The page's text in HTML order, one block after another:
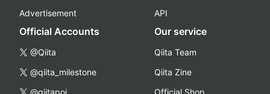
Advertisement
API
Official Accounts
@Qiita
@qiita_milestone
Our service
Qiita Team
Qiita Zine